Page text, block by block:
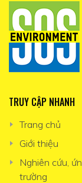
TRUY CẬP NHANH
Trang chủ
Giới thiệu
Nghiên cứu,
trường